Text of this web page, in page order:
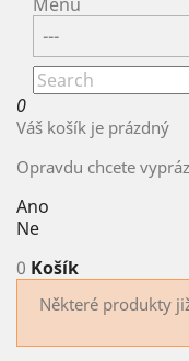
Menu
0
Váš košík je prázdný
Opravdu chcete
Ano
Ne
0 Košík
Některé produkty